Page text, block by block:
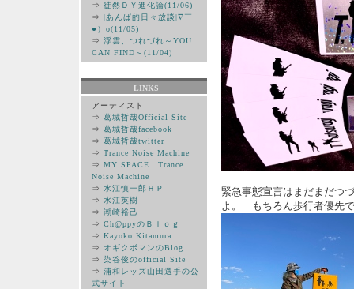
⇒ 徒然ＤＹ進化論(11/06)
⇒ |あんぱ的日々放談|∇￣
●）ο(11/05)
⇒ 浮雲、つれづれ～YOU
CAN FIND～(11/04)
LINKS
アーティスト
⇒ 葛城哲哉Official Site
⇒ 葛城哲哉facebook
⇒ 葛城哲哉twitter
⇒ Trance Noise Machine
⇒ MY SPACE Trance
Noise Machine
⇒ 水江慎一郎ＨＰ
⇒ 水江英樹
⇒ 潮崎裕己
⇒ Ch@ppyのＢｌｏｇ
⇒ Kayoko Kitamura
⇒ オギクボマンのBlog
⇒ 染谷俊のofficial Site
⇒ 浦和レッズ山田選手の公
式サイト
緊急事態宣言はまだまだつ
よ。 もちろん歩行者優先